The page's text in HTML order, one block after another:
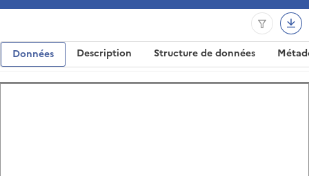
Données Description Structure de données